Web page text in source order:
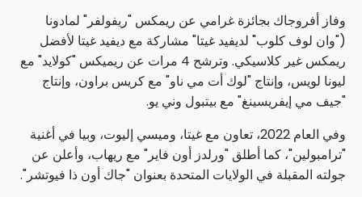
وفاز أفروجاك بجائزة غرامي عن ريمكس "ريفولفر" لمادونا
("وان لوف كلوب" لديفيد غيتا" مشاركة مع ديفيد غيتا لأفضل
ريمكس غير كلاسيكي. وترشح 4 مرات عن ريميكس "كولايد" مع
ليونا لويس، وإنتاج "لوك أت مي ناو" مع كريس براون، وإنتاج
"جيف مي إيفريسينغ" مع بيتبول وني يو.
وفي العام 2022، تعاون مع غيتا، وميسي إليوت، وبيا في أغنية
"ترامبولين"، كما أطلق "ورلدز أون فاير" مع ريهاب، وأعلن عن
جولته المقبلة في الولايات المتحدة بعنوان "جاك أون ذا فيوتشر".